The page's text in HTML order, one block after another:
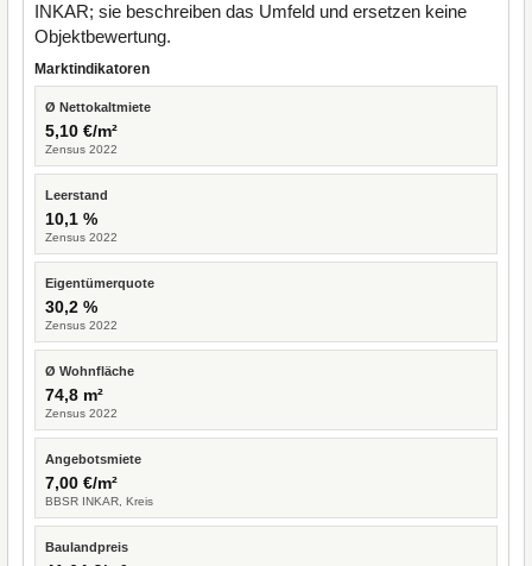
INKAR; sie beschreiben das Umfeld und ersetzen keine
Objektbewertung.
Marktindikatoren
Ø Nettokaltmiete
5,10 €/m²
Zensus 2022
Leerstand
10,1 %
Zensus 2022
Eigentümerquote
30,2 %
Zensus 2022
Ø Wohnfläche
74,8 m²
Zensus 2022
Angebotsmiete
7,00 €/m²
BBSR INKAR, Kreis
Baulandpreis